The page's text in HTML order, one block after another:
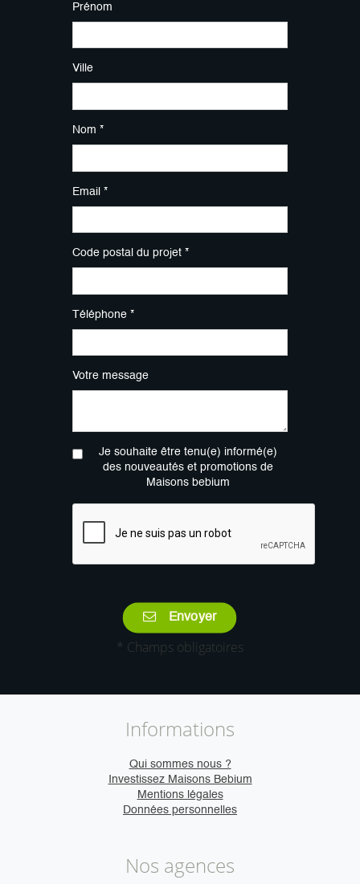
Prénom
Ville
Nom *
Email *
Code postal du projet *
Téléphone *
Votre message
Je souhaite être tenu(e) informé(e)
des nouveautés et promotions de
Maisons bebium
Envoyer
* Champs obligatoires
Informations
Qui sommes nous ?
Investissez Maisons Bebium
Mentions légales
Données personnelles
Nos agences